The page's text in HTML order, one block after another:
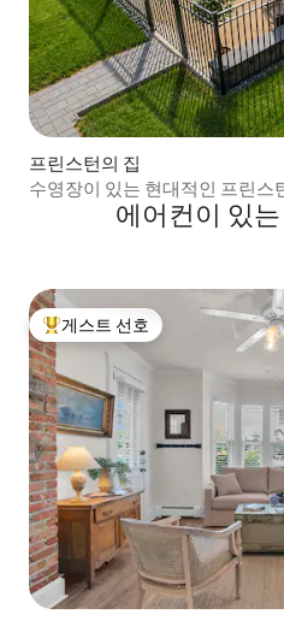
프린스턴의 집
수영장이 있는 현대적인 프린스
에어컨이 있
상위 게스트 선호
게스트 선호